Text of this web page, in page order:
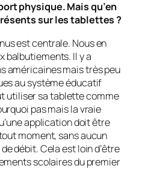
physique. Mais qu’en
sur les tablettes ?
est centrale. Nous en
balbutiements. Il y a
américaines mais très peu
au système éducatif
utiliser sa tablette comme
pas mais la vraie
application doit être
moment, sans aucun
débit. Cela est loin d’être
scolaires du premier